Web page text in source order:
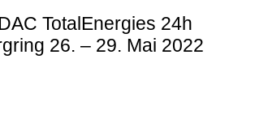
TotalEnergies 24h
26. – 29. Mai 2022